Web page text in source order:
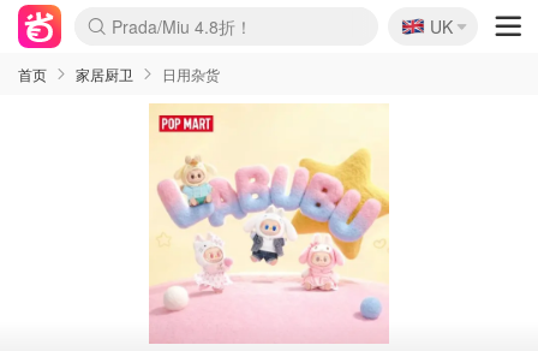
麦卢卡蜂蜜夏促！个位数！
Prada/Miu 4.8折！
啥？必胜客披萨5折！
🇬🇧
UK
首页 家居厨卫 日用杂货